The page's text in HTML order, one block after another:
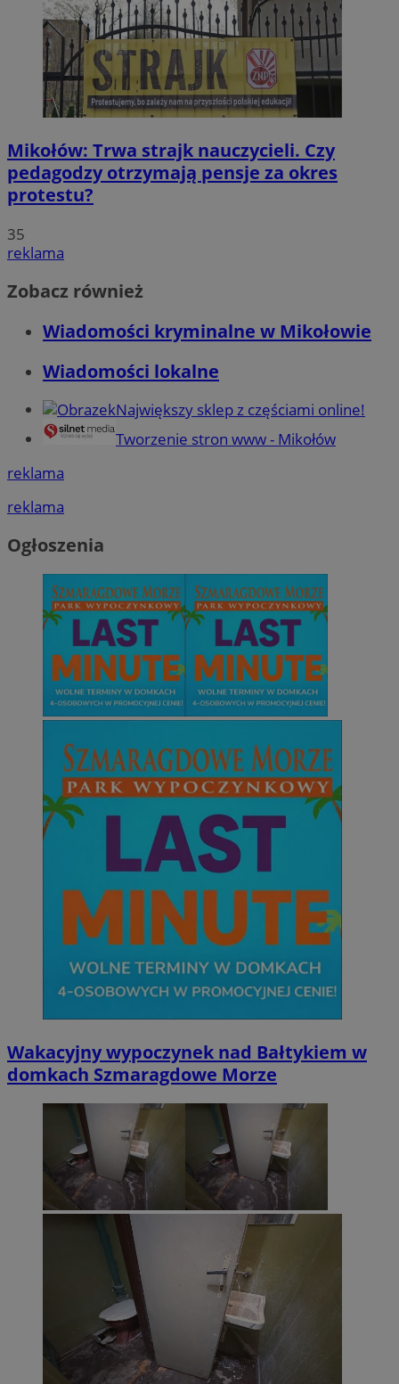
Mikołów: Trwa strajk nauczycieli. Czy
pedagodzy otrzymają pensje za okres
protestu?
35
reklama
Zobacz również
Wiadomości kryminalne w Mikołowie
Wiadomości lokalne
Największy sklep z częściami online!
Tworzenie stron www - Mikołów
reklama
reklama
Ogłoszenia
Wakacyjny wypoczynek nad Bałtykiem w
domkach Szmaragdowe Morze